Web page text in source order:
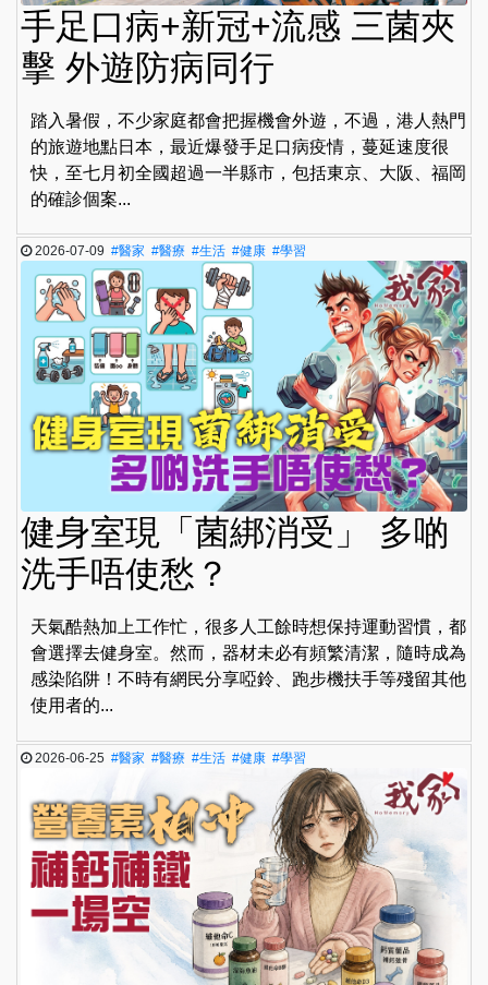
手足口病+新冠+流感 三菌夾
擊 外遊防病同行
踏入暑假，不少家庭都會把握機會外遊，不過，港人熱門
的旅遊地點日本，最近爆發手足口病疫情，蔓延速度很
快，至七月初全國超過一半縣市，包括東京、大阪、福岡
的確診個案...
2026-07-09#醫家 #醫療 #生活 #健康 #學習
健身室現「菌綁消受」 多啲
洗手唔使愁？
天氣酷熱加上工作忙，很多人工餘時想保持運動習慣，都
會選擇去健身室。然而，器材未必有頻繁清潔，隨時成為
感染陷阱！不時有網民分享啞鈴、跑步機扶手等殘留其他
使用者的...
2026-06-25#醫家 #醫療 #生活 #健康 #學習